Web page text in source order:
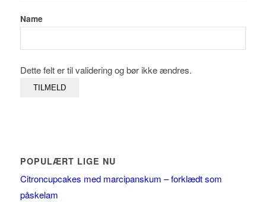
Name
Dette felt er til validering og bør ikke ændres.
POPULÆRT LIGE NU
Citroncupcakes med marcipanskum – forklædt som
påskelam